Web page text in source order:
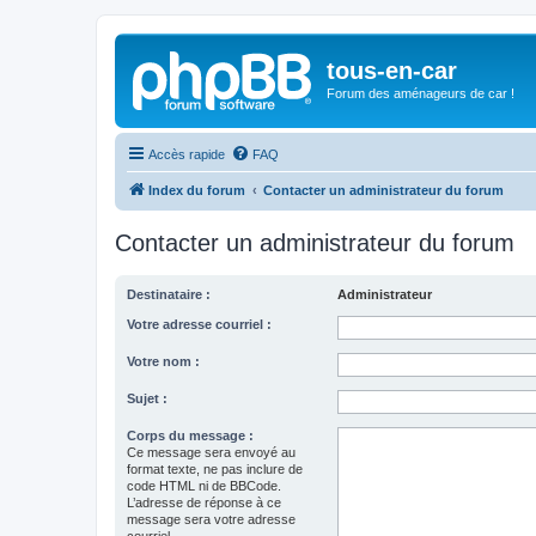
tous-en-car
Forum des aménageurs de car !
Accès rapide FAQ
Index du forum Contacter un administrateur du forum
Contacter un administrateur du forum
Destinataire : Administrateur
Votre adresse courriel :
Votre nom :
Sujet :
Corps du message :
Ce message sera envoyé au
format texte, ne pas inclure de
code HTML ni de BBCode.
L’adresse de réponse à ce
message sera votre adresse